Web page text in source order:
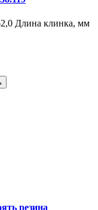
Длина клинка, мм
резина